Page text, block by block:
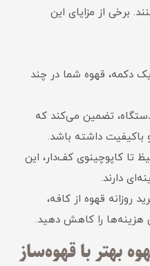
برخی از مزایای این
دکمه، قهوه شما در چند
تضمین می‌کند که
داشته باشد.
تا کاپوچینوی کف‌دار، این
دارند.
روزانه قهوه از کافه،
هزینه‌ها را کاهش دهید.
بهتر با قهوه‌ساز